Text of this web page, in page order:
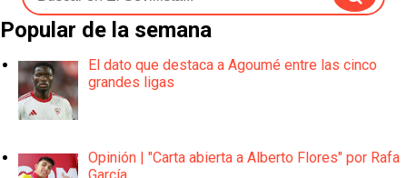
Popular de la semana
El dato que destaca a Agoumé entre las cinco
grandes ligas
Opinión | "Carta abierta a Alberto Flores" por Rafa